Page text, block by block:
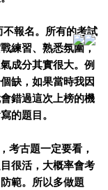
報名。所有的考試
練習、熟悉氛圍，
成分其實很大。例
缺，如果當時我因
錯過這次上榜的機
的題目。
考古題一定要看，
很活，大概率會考
範。所以多做題